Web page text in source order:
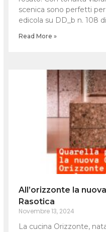
scenica sono perfetti
edicola su DD_b n. 108
Read More »
All’orizzonte la
Rasotica
Novembre 13, 2024
La cucina Orizzonte,